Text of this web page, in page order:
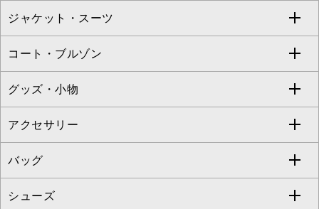
ニット・セーター
カーディガン
アンサンブルセット
ベスト・ジレ
パーカー
タンクトップ・キャミソール
ドレス
チュニック
ジャンパースカート
その他のワンピース・ドレス
フルレングスパンツ
クロップド・半端丈パンツ
ガウチョ・ワイドパンツ
ハーフ・ショート丈パンツ
サロペット・オールインワン
その他のパンツ
すべてのスカート
ロング・マキシ丈スカート
ひざ丈スカート
ミモレ丈スカート
ショート・ミニ丈スカート
その他のスカート
ジャケット・スーツ
すべてのジャケット・スーツ
テーラードジャケット
ノーカラージャケット
セットアップ
セットアップジャケット
コート・ブルゾン
すべてのコート・ブルゾン
トレンチコート
ピーコート
ダッフルコート
グッズ・小物
すべてのグッズ・小物
マスク
ストール・マフラー・スヌード
アクセサリー
すべてのアクセサリー
ネックレス
バッグ
すべてのバッグ
シューズ